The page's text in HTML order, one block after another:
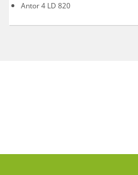
Antor 4 LD 820
Ürün fiyatı diğer sitelerden